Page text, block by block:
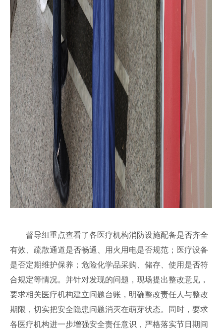
督导组重点查看了各医疗机构消防设施配备是否齐全
有效、疏散通道是否畅通、用火用电是否规范；医疗设备
是否定期维护保养；危险化学品采购、储存、使用是否符
合规定等情况。并针对发现的问题，现场提出整改意见，
要求相关医疗机构建立问题台账，明确整改责任人与整改
期限，切实把安全隐患问题消灭在萌芽状态。同时，要求
各医疗机构进一步增强安全责任意识，严格落实节日期间